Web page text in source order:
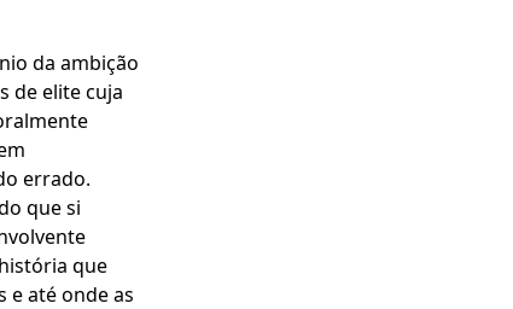
da ambição
de elite cuja
errado.
que si
que
e até onde as